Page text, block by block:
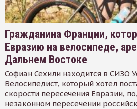
Гражданина Франции,
Евразию на велосипеде,
Дальнем Востоке
Софиан Сехили находится в СИЗО
Велосипедист, который хотел
скорости пересечения Евразии,
незаконном пересечении